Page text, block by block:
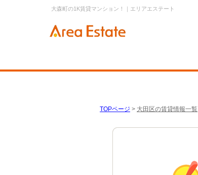
大森町の1K賃貸マンション！｜エリアエステート
TOPページ > 大田区の賃貸情報一覧